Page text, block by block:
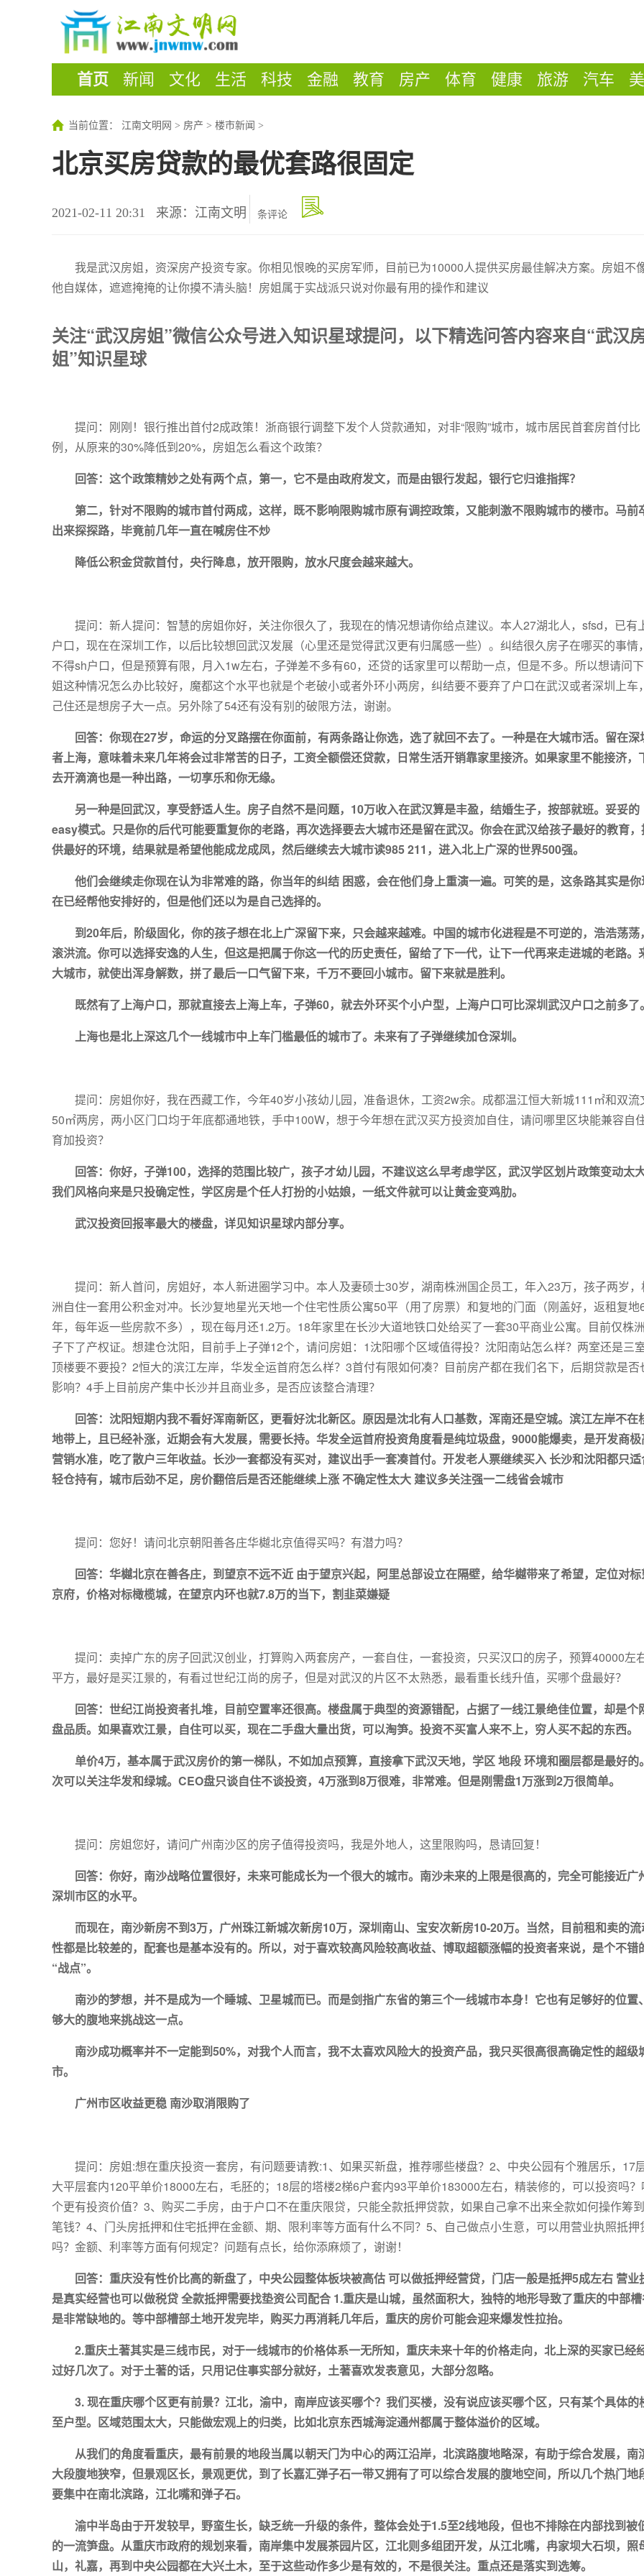
首页 新闻 文化 生活 科技 金融 教育 房产 体育 健康 旅游 汽车
当前位置： 江南文明网 > 房产 > 楼市新闻 >
北京买房贷款的最优套路很固定
2021-02-11 20:31 来源：江南文明 条评论
我是武汉房姐，资深房产投资专家。你相见恨晚的买房军师，目前已为10000人提供买房最佳解决方案。房姐不
他自媒体，遮遮掩掩的让你摸不清头脑！房姐属于实战派只说对你最有用的操作和建议
关注“武汉房姐”微信公众号进入知识星球提问，以下精选问答内容来自“武汉
姐”知识星球
提问：刚刚！银行推出首付2成政策！浙商银行调整下发个人贷款通知，对非“限购”城市，城市居民首套房首付比
例，从原来的30%降低到20%，房姐怎么看这个政策？
回答：这个政策精妙之处有两个点，第一，它不是由政府发文，而是由银行发起，银行它归谁指挥？
第二，针对不限购的城市首付两成，这样，既不影响限购城市原有调控政策，又能刺激不限购城市的楼市。马前
出来探探路，毕竟前几年一直在喊房住不炒
降低公积金贷款首付，央行降息，放开限购，放水尺度会越来越大。
提问：新人提问：智慧的房姐你好，关注你很久了，我现在的情况想请你给点建议。本人27湖北人，sfsd，已有
户口，现在在深圳工作，以后比较想回武汉发展（心里还是觉得武汉更有归属感一些）。纠结很久房子在哪买的事情
不得sh户口，但是预算有限，月入1w左右，子弹差不多有60，还贷的话家里可以帮助一点，但是不多。所以想请问
姐这种情况怎么办比较好，魔都这个水平也就是个老破小或者外环小两房，纠结要不要弃了户口在武汉或者深圳上车
己住还是想房子大一点。另外除了54还有没有别的破限方法，谢谢。
回答：你现在27岁，命运的分叉路摆在你面前，有两条路让你选，选了就回不去了。一种是在大城市活。留在深
者上海，意味着未来几年将会过非常苦的日子，工资全额偿还贷款，日常生活开销靠家里接济。如果家里不能接济，
去开滴滴也是一种出路，一切享乐和你无缘。
另一种是回武汉，享受舒适人生。房子自然不是问题，10万收入在武汉算是丰盈，结婚生子，按部就班。妥妥的
easy模式。只是你的后代可能要重复你的老路，再次选择要去大城市还是留在武汉。你会在武汉给孩子最好的教育，
供最好的环境，结果就是希望他能成龙成凤，然后继续去大城市读985 211，进入北上广深的世界500强。
他们会继续走你现在认为非常难的路，你当年的纠结 困惑，会在他们身上重演一遍。可笑的是，这条路其实是
在已经帮他安排好的，但是他们还以为是自己选择的。
到20年后，阶级固化，你的孩子想在北上广深留下来，只会越来越难。中国的城市化进程是不可逆的，浩浩荡荡
滚洪流。你可以选择安逸的人生，但这是把属于你这一代的历史责任，留给了下一代，让下一代再来走进城的老路。
大城市，就使出浑身解数，拼了最后一口气留下来，千万不要回小城市。留下来就是胜利。
既然有了上海户口，那就直接去上海上车，子弹60，就去外环买个小户型，上海户口可比深圳武汉户口之前多了。
上海也是北上深这几个一线城市中上车门槛最低的城市了。未来有了子弹继续加仓深圳。
提问：房姐你好，我在西藏工作，今年40岁小孩幼儿园，准备退休，工资2w余。成都温江恒大新城111㎡和双流
50㎡两房，两小区门口均于年底都通地铁，手中100W，想于今年想在武汉买方投资加自住，请问哪里区块能兼容自
育加投资？
回答：你好，子弹100，选择的范围比较广，孩子才幼儿园，不建议这么早考虑学区，武汉学区划片政策变动太大
我们风格向来是只投确定性，学区房是个任人打扮的小姑娘，一纸文件就可以让黄金变鸡肋。
武汉投资回报率最大的楼盘，详见知识星球内部分享。
提问：新人首问，房姐好，本人新进圈学习中。本人及妻硕士30岁，湖南株洲国企员工，年入23万，孩子两岁，
洲自住一套用公积金对冲。长沙复地星光天地一个住宅性质公寓50平（用了房票）和复地的门面（刚盖好，返租复地
年，每年返一些房款不多），现在每月还1.2万。18年家里在长沙大道地铁口处给买了一套30平商业公寓。目前仅株
子下了产权证。想建仓沈阳，目前手上子弹12个，请问房姐：1沈阳哪个区域值得投？沈阳南站怎么样？两室还是三室
顶楼要不要投？2恒大的滨江左岸，华发全运首府怎么样？3首付有限如何凑？目前房产都在我们名下，后期贷款是否
影响？4手上目前房产集中长沙并且商业多，是否应该整合清理？
回答：沈阳短期内我不看好浑南新区，更看好沈北新区。原因是沈北有人口基数，浑南还是空城。滨江左岸不在
地带上，且已经补涨，近期会有大发展，需要长持。华发全运首府投资角度看是纯垃圾盘，9000能爆卖，是开发商极
营销水准，吃了散户三年收益。长沙一套都没有买对，建议出手一套凑首付。开发老人票继续买入 长沙和沈阳都只
轻仓持有，城市后劲不足，房价翻倍后是否还能继续上涨 不确定性太大 建议多关注强一二线省会城市
提问：您好！请问北京朝阳善各庄华樾北京值得买吗？有潜力吗？
回答：华樾北京在善各庄，到望京不远不近 由于望京兴起，阿里总部设立在隔壁，给华樾带来了希望，定位对
京府，价格对标橄榄城，在望京内环也就7.8万的当下，割韭菜嫌疑
提问：卖掉广东的房子回武汉创业，打算购入两套房产，一套自住，一套投资，只买汉口的房子，预算40000左
平方，最好是买江景的，有看过世纪江尚的房子，但是对武汉的片区不太熟悉，最看重长线升值，买哪个盘最好？
回答：世纪江尚投资者扎堆，目前空置率还很高。楼盘属于典型的资源错配，占据了一线江景绝佳位置，却是个
盘品质。如果喜欢江景，自住可以买，现在二手盘大量出货，可以淘笋。投资不买富人来不上，穷人买不起的东西。
单价4万，基本属于武汉房价的第一梯队，不如加点预算，直接拿下武汉天地，学区 地段 环境和圈层都是最好的
次可以关注华发和绿城。CEO盘只谈自住不谈投资，4万涨到8万很难，非常难。但是刚需盘1万涨到2万很简单。
提问：房姐您好，请问广州南沙区的房子值得投资吗，我是外地人，这里限购吗，恳请回复！
回答：你好，南沙战略位置很好，未来可能成长为一个很大的城市。南沙未来的上限是很高的，完全可能接近广
深圳市区的水平。
而现在，南沙新房不到3万，广州珠江新城次新房10万，深圳南山、宝安次新房10-20万。当然，目前租和卖的
性都是比较差的，配套也是基本没有的。所以，对于喜欢较高风险较高收益、博取超额涨幅的投资者来说，是个不错
“战点”。
南沙的梦想，并不是成为一个睡城、卫星城而已。而是剑指广东省的第三个一线城市本身！它也有足够好的位置
够大的腹地来挑战这一点。
南沙成功概率并不一定能到50%，对我个人而言，我不太喜欢风险大的投资产品，我只买很高很高确定性的超级
市。
广州市区收益更稳 南沙取消限购了
提问：房姐:想在重庆投资一套房，有问题要请教:1、如果买新盘，推荐哪些楼盘？2、中央公园有个雅居乐，17
大平层套内120平单价18000左右，毛胚的；18层的塔楼2梯6户套内93平单价183000左右，精装修的，可以投资吗？
个更有投资价值？3、购买二手房，由于户口不在重庆限贷，只能全款抵押贷款，如果自己拿不出来全款如何操作筹
笔钱？4、门头房抵押和住宅抵押在金额、期、限利率等方面有什么不同？5、自己做点小生意，可以用营业执照抵押
吗？金额、利率等方面有何规定？问题有点长，给你添麻烦了，谢谢！
回答：重庆没有性价比高的新盘了，中央公园整体板块被高估 可以做抵押经营贷，门店一般是抵押5成左右 营业
是真实经营也可以做税贷 全款抵押需要找垫资公司配合 1.重庆是山城，虽然面积大，独特的地形导致了重庆的中部
是非常缺地的。等中部槽部土地开发完毕，购买力再消耗几年后，重庆的房价可能会迎来爆发性拉抬。
2.重庆土著其实是三线市民，对于一线城市的价格体系一无所知，重庆未来十年的价格走向，北上深的买家已经
过好几次了。对于土著的话，只用记住事实部分就好，土著喜欢发表意见，大部分忽略。
3. 现在重庆哪个区更有前景？江北，渝中，南岸应该买哪个？我们买楼，没有说应该买哪个区，只有某个具体的
至户型。区域范围太大，只能做宏观上的归类，比如北京东西城海淀通州都属于整体溢价的区域。
从我们的角度看重庆，最有前景的地段当属以朝天门为中心的两江沿岸，北滨路腹地略深，有助于综合发展，南
大段腹地狭窄，但景观区长，景观更优，到了长嘉汇弹子石一带又拥有了可以综合发展的腹地空间，所以几个热门地
要集中在南北滨路，江北嘴和弹子石。
渝中半岛由于开发较早，野蛮生长，缺乏统一升级的条件，整体会处于1.5至2线地段，但也不排除在内部找到被
的一流笋盘。从重庆市政府的规划来看，南岸集中发展茶园片区，江北则多组团开发，从江北嘴，冉家坝大石坝，照
山，礼嘉，再到中央公园都在大兴土木，至于这些动作多少是有效的，不是很关注。重点还是落实到选筹。
开年的一系列楼市调控：看全年调控基 孩子是有独立人格和思想的人，不能